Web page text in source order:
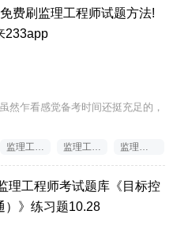
费刷监理工程师试题方法!
233app
然乍看感觉备考时间还挺充足的，
监理工程师考试免费题库 监理工程师考试刷题软件 监理工程师考试刷题app
理工程师考试题库《目标控
）》练习题10.28